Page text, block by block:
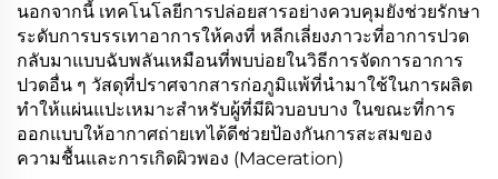
นอกจากนี้ เทคโนโลยีการปล่อยสารอย่างควบคุมยังช่วยรักษา
ระดับการบรรเทาอาการให้คงที่ หลีกเลี่ยงภาวะที่อาการปวด
กลับมาแบบฉับพลันเหมือนที่พบบ่อยในวิธีการจัดการอาการ
ปวดอื่น ๆ วัสดุที่ปราศจากสารก่อภูมิแพ้ที่นำมาใช้ในการผลิต
ทำให้แผ่นแปะเหมาะสำหรับผู้ที่มีผิวบอบบาง ในขณะที่การ
ออกแบบให้อากาศถ่ายเทได้ดีช่วยป้องกันการสะสมของ
ความชื้นและการเกิดผิวพอง (Maceration)